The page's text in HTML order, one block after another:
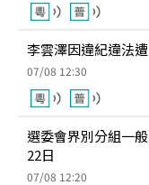
李雲澤因違紀違法
07/08 12:30
選委會界別分組一
22日
07/08 12:20